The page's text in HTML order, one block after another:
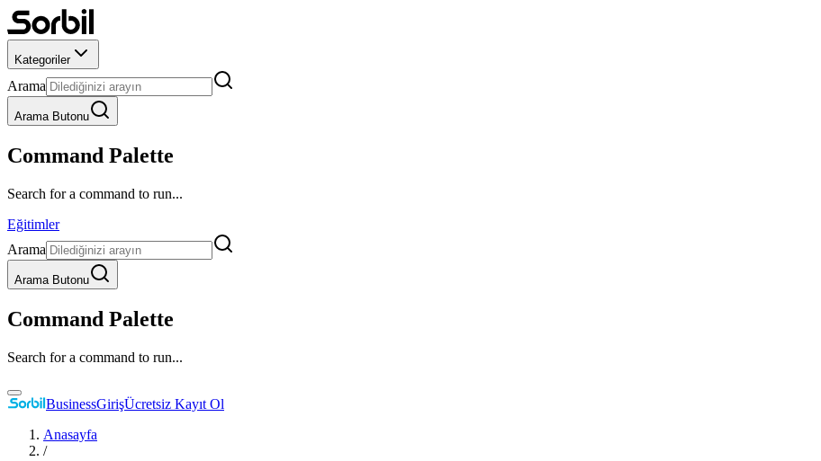
Kategoriler
Arama
Arama Butonu
Command Palette
Search for a command to run...
Eğitimler
Arama
Arama Butonu
Command Palette
Search for a command to run...
BusinessGirişÜcretsiz Kayıt Ol
Anasayfa
/